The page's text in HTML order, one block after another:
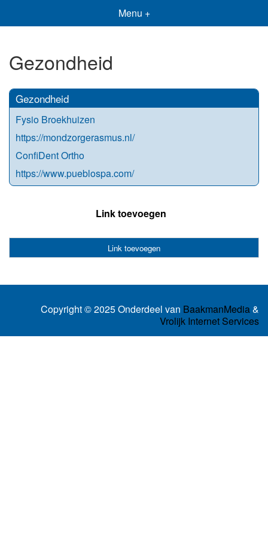
Menu +
Gezondheid
Gezondheid
Fysio Broekhuizen
https://mondzorgerasmus.nl/
ConfiDent Ortho
https://www.pueblospa.com/
Link toevoegen
Link toevoegen
Copyright © 2025 Onderdeel van BaakmanMedia&
Vrolijk Internet Services